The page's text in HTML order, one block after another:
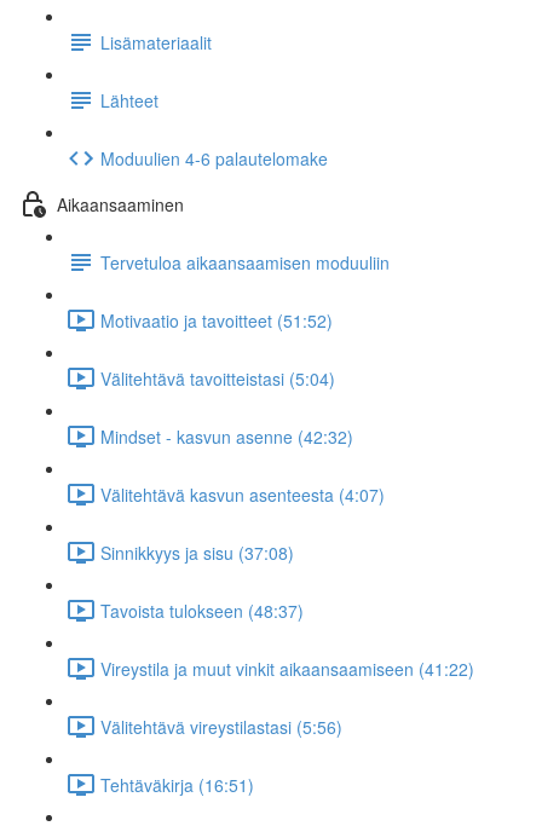
Lisämateriaalit
Lähteet
Moduulien 4-6 palautelomake
Aikaansaaminen
Tervetuloa aikaansaamisen moduuliin
Motivaatio ja tavoitteet (51:52)
Välitehtävä tavoitteistasi (5:04)
Mindset - kasvun asenne (42:32)
Välitehtävä kasvun asenteesta (4:07)
Sinnikkyys ja sisu (37:08)
Tavoista tulokseen (48:37)
Vireystila ja muut vinkit aikaansaamiseen (41:22)
Välitehtävä vireystilastasi (5:56)
Tehtäväkirja (16:51)